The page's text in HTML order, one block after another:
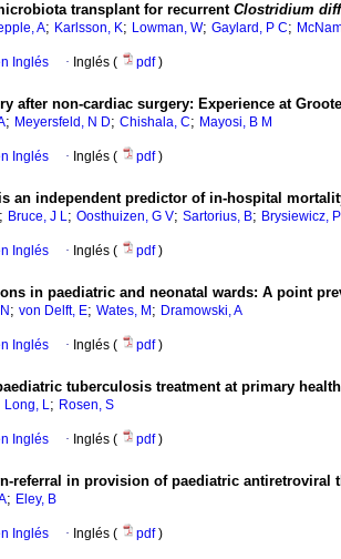
transplant for recurrent Clostridium
A; Karlsson, K; Lowman, W; Gaylard, P C;
Inglés · Inglés ( pdf)
after non-cardiac surgery: Experience at
; Meyersfeld, N D; Chishala, C; Mayosi, B M
Inglés · Inglés ( pdf)
an independent predictor of in-hospital
; Bruce, J L; Oosthuizen, G V; Sartorius, B; Brysiewicz, P
Inglés · Inglés ( pdf)
in paediatric and neonatal wards: A point
; von Delft, E; Wates, M ; Dramowski, A
Inglés · Inglés ( pdf)
tuberculosis treatment at primary
Long, L; Rosen, S
Inglés · Inglés ( pdf)
referral in provision of paediatric antiretroviral
; Eley, B
Inglés · Inglés ( pdf)